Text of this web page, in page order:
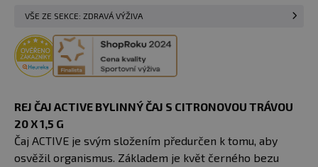
VŠE ZE SEKCE: ZDRAVÁ VÝŽIVA
REJ ČAJ ACTIVE BYLINNÝ ČAJ S CITRONOVOU TRÁVOU
20 X 1,5 G
Čaj ACTIVE je svým složením předurčen k tomu, aby
osvěžil organismus. Základem je květ černého bezu